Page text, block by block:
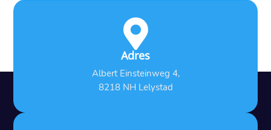

Adres
Albert Einsteinweg 4,
8218 NH Lelystad